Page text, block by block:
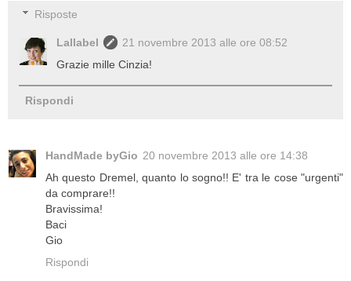
Risposte
Lallabel
21 novembre 2013 alle ore 08:52
Grazie mille Cinzia!
Rispondi
HandMade byGio 20 novembre 2013 alle ore 14:38
Ah questo Dremel, quanto lo sogno!! E' tra le cose "urgenti"
da comprare!!
Bravissima!
Baci
Gio
Rispondi